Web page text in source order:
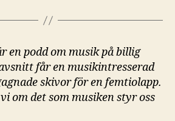
en podd om musik på billig
får en musikintresserad
skivor för en femtiolapp.
om det som musiken styr oss